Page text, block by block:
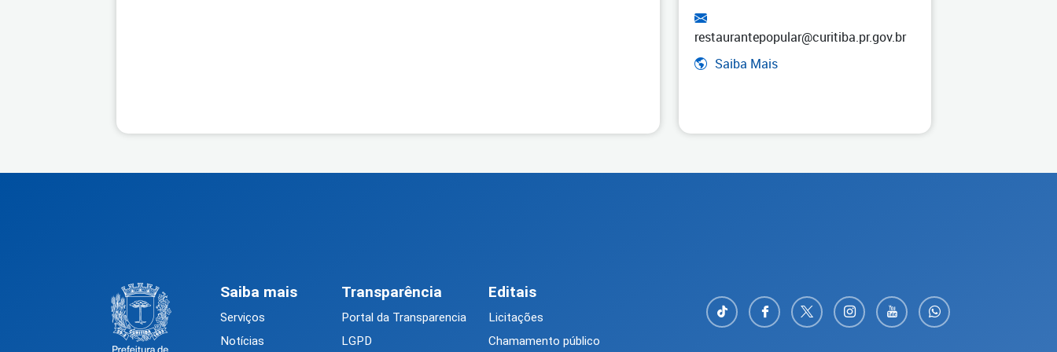
restaurantepopular@curitiba.pr.gov.br
Saiba Mais
Saiba mais
Serviços
Notícias
Transparência
Portal da Transparencia
LGPD
Editais
Licitações
Chamamento público